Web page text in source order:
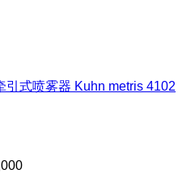
引式喷雾器 Kuhn metris 4102